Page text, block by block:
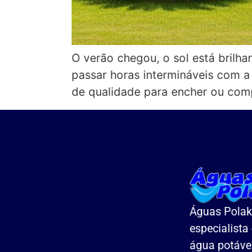
O verão chegou, o sol está
passar horas intermináveis com
de qualidade para encher ou
Águas
especialista
água